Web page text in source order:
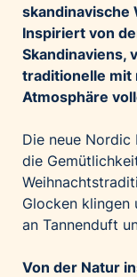
Muse Electronics
Neuroth
öbv –
Ökopharm
Polestar
REXEL Austria
Starbucks
Superbrands Austria
Tante Fanny
skandinavische
Inspiriert von
Skandinaviens,
traditionelle mit
Atmosphäre
Die neue
die
Glocken klingen
an Tannenduft
Von der Natur